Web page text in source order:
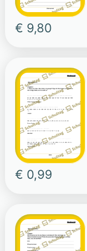
€ 9,80
€ 0,99